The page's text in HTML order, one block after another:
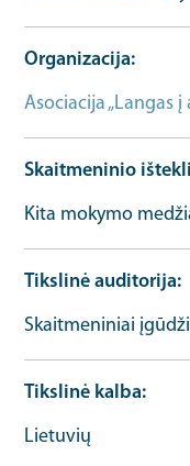
Organizacija
Asociacija „Langas į
Skaitmeninio
Kita mokymo
Tikslinė auditorija
Skaitmeniniai
Tikslinė kalba
Lietuvių